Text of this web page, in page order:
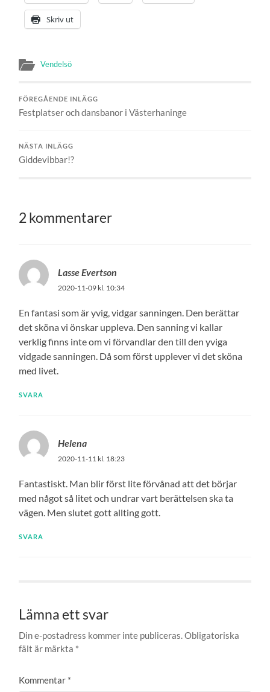
Skriv ut
Vendelsö
FÖREGÅENDE INLÄGG
Festplatser och dansbanor i Västerhaninge
NÄSTA INLÄGG
Giddevibbar!?
2 kommentarer
Lasse Evertson
2020-11-09 kl. 10:34
En fantasi som är yvig, vidgar sanningen. Den berättar
det sköna vi önskar uppleva. Den sanning vi kallar
verklig finns inte om vi förvandlar den till den yviga
vidgade sanningen. Då som först upplever vi det sköna
med livet.
SVARA
Helena
2020-11-11 kl. 18:23
Fantastiskt. Man blir först lite förvånad att det börjar
med något så litet och undrar vart berättelsen ska ta
vägen. Men slutet gott allting gott.
SVARA
Lämna ett svar
Din e-postadress kommer inte publiceras.Obligatoriska
fält är märkta *
Kommentar *